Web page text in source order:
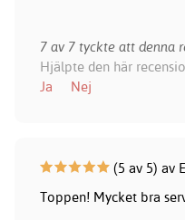
7 av 7 tyckte att denna
Hjälpte den här
Ja
Nej
(5 av 5) av
Toppen! Mycket bra